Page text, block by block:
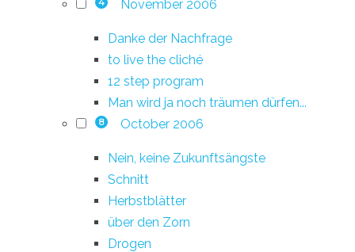
4 November 2006
Danke der Nachfrage
to live the cliché
12 step program
Man wird ja noch träumen dürfen...
8 October 2006
Nein, keine Zukunftsängste
Schnitt
Herbstblätter
über den Zorn
Drogen